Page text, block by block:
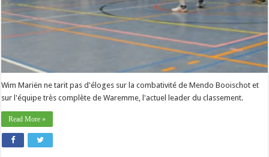
Wim Mariën ne tarit pas d'éloges sur la combativité de Mendo Booischot et
sur l'équipe très complète de Waremme, l'actuel leader du classement.
Read More »